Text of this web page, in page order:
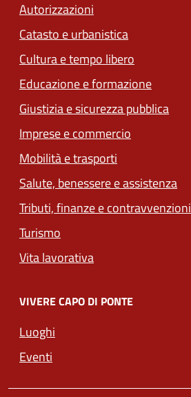
Autorizzazioni
Catasto e urbanistica
Cultura e tempo libero
Educazione e formazione
Giustizia e sicurezza pubblica
Imprese e commercio
Mobilità e trasporti
Salute, benessere e assistenza
Tributi, finanze e contravvenzioni
Turismo
Vita lavorativa
VIVERE CAPO DI PONTE
Luoghi
Eventi